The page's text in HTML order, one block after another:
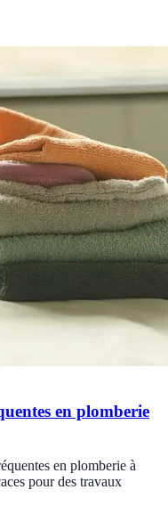
en plomberie
en plomberie à
pour des travaux